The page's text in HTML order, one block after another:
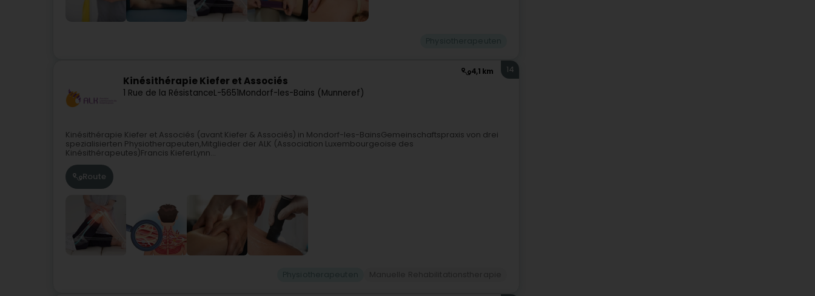
4,1 km
Kinésithérapie Kiefer et Associés
1 Rue de la RésistanceL-5651Mondorf-les-Bains (Munneref)
14
Kinésithérapie Kiefer et Associés (avant Kiefer & Associés) in Mondorf-les-BainsGemeinschaftspraxis von drei
spezialisierten Physiotherapeuten,Mitglieder der ALK (Association Luxembourgeoise des
Kinésithérapeutes)Francis KieferLynn...
Route